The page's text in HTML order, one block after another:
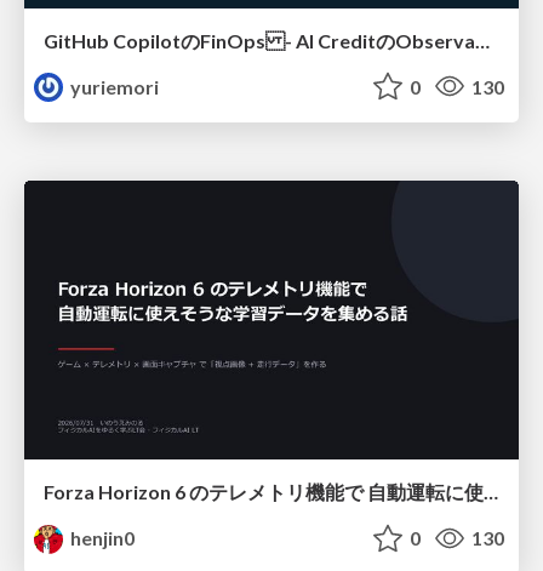
yuriemori
0 130
Forza Horizon 6 のテレメトリ機能で 自動運転に使えそうな学習データを集める話
henjin0
0 130